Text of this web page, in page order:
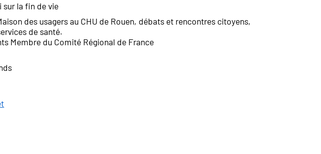
sur la fin de vie
des usagers au CHU de Rouen, débats et rencontres citoyens,
de santé.
Membre du Comité Régional de France